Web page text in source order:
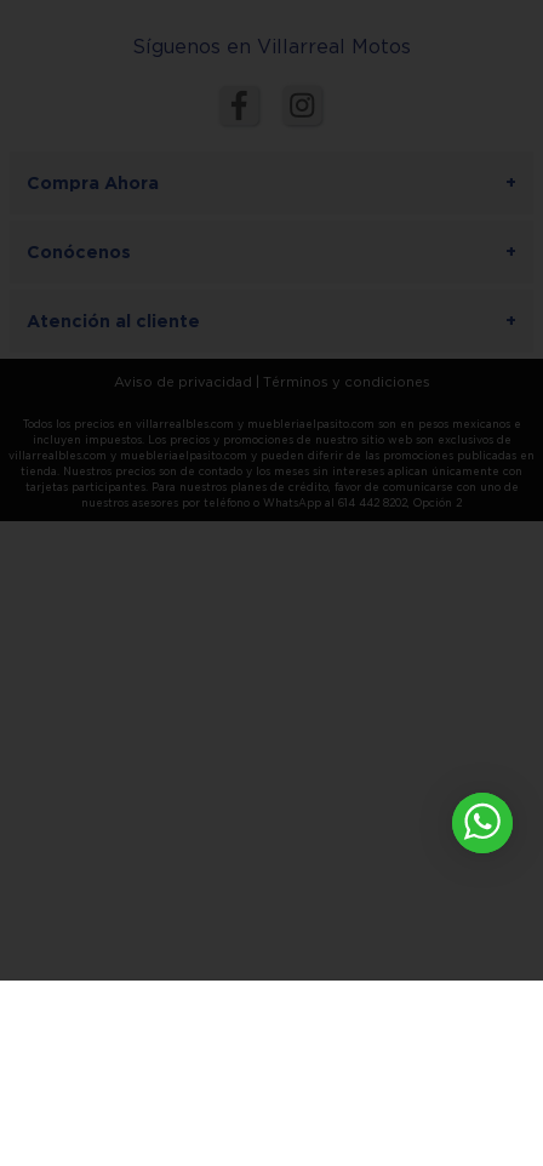
Síguenos en Villarreal Motos
Compra Ahora +
Conócenos +
Atención al cliente +
Aviso de privacidad Términos y condiciones
Todos los precios en villarrealbles.com y muebleriaelpasito.com son en pesos mexicanos e
incluyen impuestos. Los precios y promociones de nuestro sitio web son exclusivos de
villarrealbles.com y muebleriaelpasito.com y pueden diferir de las promociones publicadas en
tienda. Nuestros precios son de contado y los meses sin intereses aplican únicamente con
tarjetas participantes. Para nuestros planes de crédito, favor de comunicarse con uno de
nuestros asesores por teléfono o WhatsApp al 614 442 8202, Opción 2